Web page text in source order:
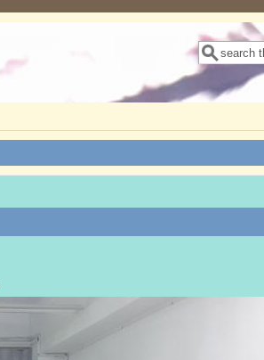
搜尋表單
搜尋